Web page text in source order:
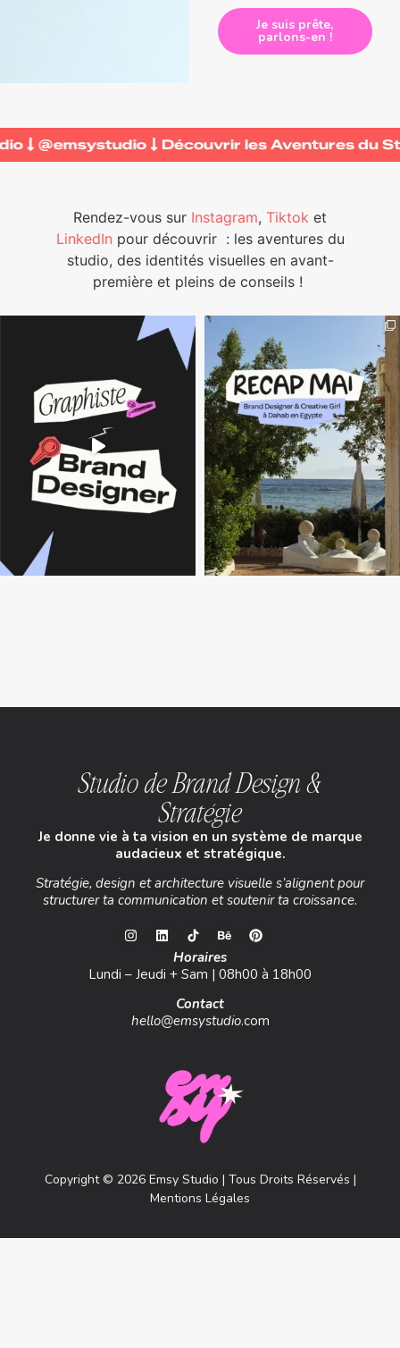
Je suis prête,
parlons-en !
@emsystudio Découvrir les Aventures
Rendez-vous sur Instagram, Tiktok et
LinkedIn pour découvrir: les aventures du
studio, des identités visuelles en avant-
première et pleins de conseils !
Studio de Brand Design &
Stratégie
Je donne vie à ta vision en un système de marque
audacieux et stratégique.
Stratégie, design et architecture visuelle s’alignent pour
structurer ta communication et soutenir ta croissance.
Horaires
Lundi – Jeudi + Sam | 08h00 à 18h00
Contact
hello@emsystudio.com
Copyright © 2026 Emsy Studio | Tous Droits Réservés |
Mentions Légales